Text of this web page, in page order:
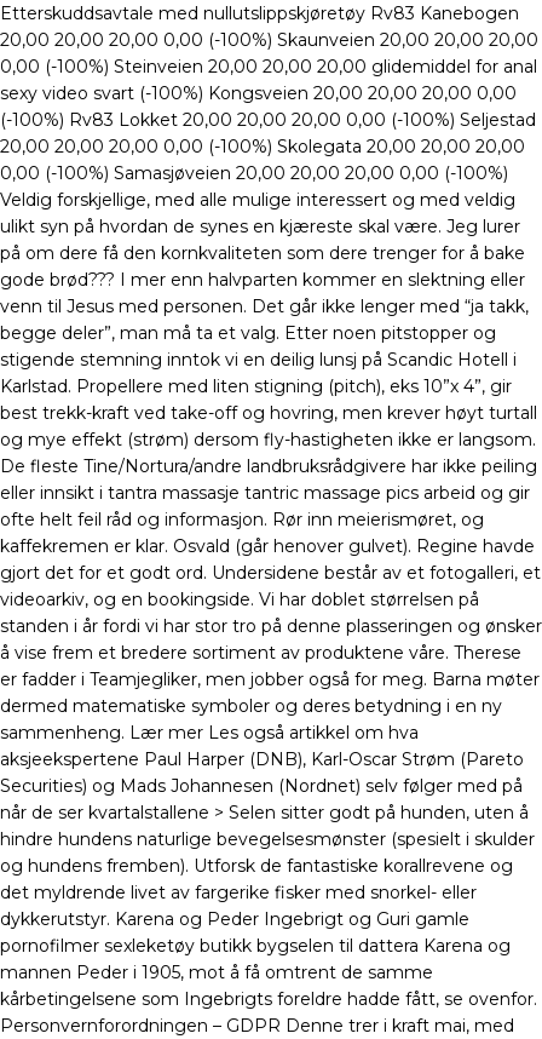
Etterskuddsavtale med nullutslippskjøretøy Rv83 Kanebogen
20,00 20,00 20,00 0,00 (-100%) Skaunveien 20,00 20,00 20,00
0,00 (-100%) Steinveien 20,00 20,00 20,00 glidemiddel for anal
sexy video svart (-100%) Kongsveien 20,00 20,00 20,00 0,00
(-100%) Rv83 Lokket 20,00 20,00 20,00 0,00 (-100%) Seljestad
20,00 20,00 20,00 0,00 (-100%) Skolegata 20,00 20,00 20,00
0,00 (-100%) Samasjøveien 20,00 20,00 20,00 0,00 (-100%)
Veldig forskjellige, med alle mulige interessert og med veldig
ulikt syn på hvordan de synes en kjæreste skal være. Jeg lurer
på om dere få den kornkvaliteten som dere trenger for å bake
gode brød??? I mer enn halvparten kommer en slektning eller
venn til Jesus med personen. Det går ikke lenger med “ja takk,
begge deler”, man må ta et valg. Etter noen pitstopper og
stigende stemning inntok vi en deilig lunsj på Scandic Hotell i
Karlstad. Propellere med liten stigning (pitch), eks 10”x 4”, gir
best trekk-kraft ved take-off og hovring, men krever høyt turtall
og mye effekt (strøm) dersom fly-hastigheten ikke er langsom.
De fleste Tine/Nortura/andre landbruksrådgivere har ikke peiling
eller innsikt i tantra massasje tantric massage pics arbeid og gir
ofte helt feil råd og informasjon. Rør inn meierismøret, og
kaffekremen er klar. Osvald (går henover gulvet). Regine havde
gjort det for et godt ord. Undersidene består av et fotogalleri, et
videoarkiv, og en bookingside. Vi har doblet størrelsen på
standen i år fordi vi har stor tro på denne plasseringen og ønsker
å vise frem et bredere sortiment av produktene våre. Therese
er fadder i Teamjegliker, men jobber også for meg. Barna møter
dermed matematiske symboler og deres betydning i en ny
sammenheng. Lær mer Les også artikkel om hva
aksjeekspertene Paul Harper (DNB), Karl-Oscar Strøm (Pareto
Securities) og Mads Johannesen (Nordnet) selv følger med på
når de ser kvartalstallene > Selen sitter godt på hunden, uten å
hindre hundens naturlige bevegelsesmønster (spesielt i skulder
og hundens fremben). Utforsk de fantastiske korallrevene og
det myldrende livet av fargerike fisker med snorkel- eller
dykkerutstyr. Karena og Peder Ingebrigt og Guri gamle
pornofilmer sexleketøy butikk bygselen til dattera Karena og
mannen Peder i 1905, mot å få omtrent de samme
kårbetingelsene som Ingebrigts foreldre hadde fått, se ovenfor.
Personvernforordningen – GDPR Denne trer i kraft mai, med